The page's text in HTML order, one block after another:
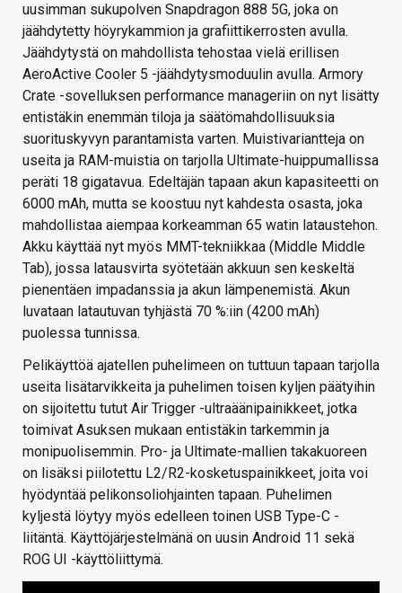
uusimman sukupolven Snapdragon 888 5G, joka on
jäähdytetty höyrykammion ja grafiittikerrosten avulla.
Jäähdytystä on mahdollista tehostaa vielä erillisen
AeroActive Cooler 5 -jäähdytysmoduulin avulla. Armory
Crate -sovelluksen performance manageriin on nyt lisätty
entistäkin enemmän tiloja ja säätömahdollisuuksia
suorituskyvyn parantamista varten. Muistivariantteja on
useita ja RAM-muistia on tarjolla Ultimate-huippumallissa
peräti 18 gigatavua. Edeltäjän tapaan akun kapasiteetti on
6000 mAh, mutta se koostuu nyt kahdesta osasta, joka
mahdollistaa aiempaa korkeamman 65 watin lataustehon.
Akku käyttää nyt myös MMT-tekniikkaa (Middle Middle
Tab), jossa latausvirta syötetään akkuun sen keskeltä
pienentäen impadanssia ja akun lämpenemistä. Akun
luvataan latautuvan tyhjästä 70 %:iin (4200 mAh)
puolessa tunnissa.
Pelikäyttöä ajatellen puhelimeen on tuttuun tapaan tarjolla
useita lisätarvikkeita ja puhelimen toisen kyljen päätyihin
on sijoitettu tutut Air Trigger -ultraäänipainikkeet, jotka
toimivat Asuksen mukaan entistäkin tarkemmin ja
monipuolisemmin. Pro- ja Ultimate-mallien takakuoreen
on lisäksi piilotettu L2/R2-kosketuspainikkeet, joita voi
hyödyntää pelikonsoliohjainten tapaan. Puhelimen
kyljestä löytyy myös edelleen toinen USB Type-C -
liitäntä. Käyttöjärjestelmänä on uusin Android 11 sekä
ROG UI -käyttöliittymä.